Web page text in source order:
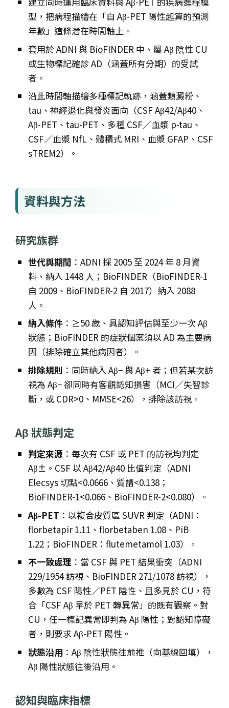
型，把病程描繪在「自 Aβ-PET 陽性起算的預測
年數」這條潛在時間軸上。
套用於 ADNI 與 BioFINDER 中、屬 Aβ 陰性 CU
或生物標記確診 AD（涵蓋所有分期）的受試
者。
沿此時間軸描繪多種標記軌跡，涵蓋類澱粉、
tau、神經退化與發炎面向（CSF Aβ42/Aβ40、
Aβ-PET、tau-PET、多種 CSF／血漿 p-tau、
CSF／血漿 NfL、體積式 MRI、血漿 GFAP、CSF
sTREM2）。
資料與方法
研究族群
世代與期間 ：ADNI 採 2005 至 2024 年 8 月資
料、納入 1448 人；BioFINDER（BioFINDER-1
自 2009、BioFINDER-2 自 2017）納入 2088
人。
納入條件 ：≥50 歲、具認知評估與至少一次 Aβ
狀態；BioFINDER 的症狀個案須以 AD 為主要病
因（排除確立其他病因者）。
排除規則 ：同時納入 Aβ− 與 Aβ+ 者；但若某次訪
視為 Aβ− 卻同時有客觀認知損害（MCI／失智診
斷，或 CDR>0、MMSE<26），排除該訪視。
Aβ 狀態判定
判定來源 ：每次有 CSF 或 PET 的訪視均判定
Aβ±。CSF 以 Aβ42/Aβ40 比值判定（ADNI
Elecsys 切點<0.0666、質譜<0.138；
BioFINDER-1<0.066、BioFINDER-2<0.080）。
Aβ-PET ：以複合皮質區 SUVR 判定（ADNI：
florbetapir 1.11、florbetaben 1.08、PiB
1.22；BioFINDER：flutemetamol 1.03）。
不一致處理 ：當 CSF 與 PET 結果衝突（ADNI
229/1954 訪視、BioFINDER 271/1078 訪視），
多數為 CSF 陽性／PET 陰性、且多見於 CU，符
合「CSF Aβ 早於 PET 轉異常」的既有觀察。對
CU，任一標記異常即判為 Aβ 陽性；對認知障礙
者，則要求 Aβ-PET 陽性。
狀態沿用 ：Aβ 陰性狀態往前推（向基線回填），
Aβ 陽性狀態往後沿用。
認知與臨床指標